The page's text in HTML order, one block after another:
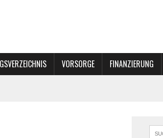
VORSORGE FINANZIERUNG